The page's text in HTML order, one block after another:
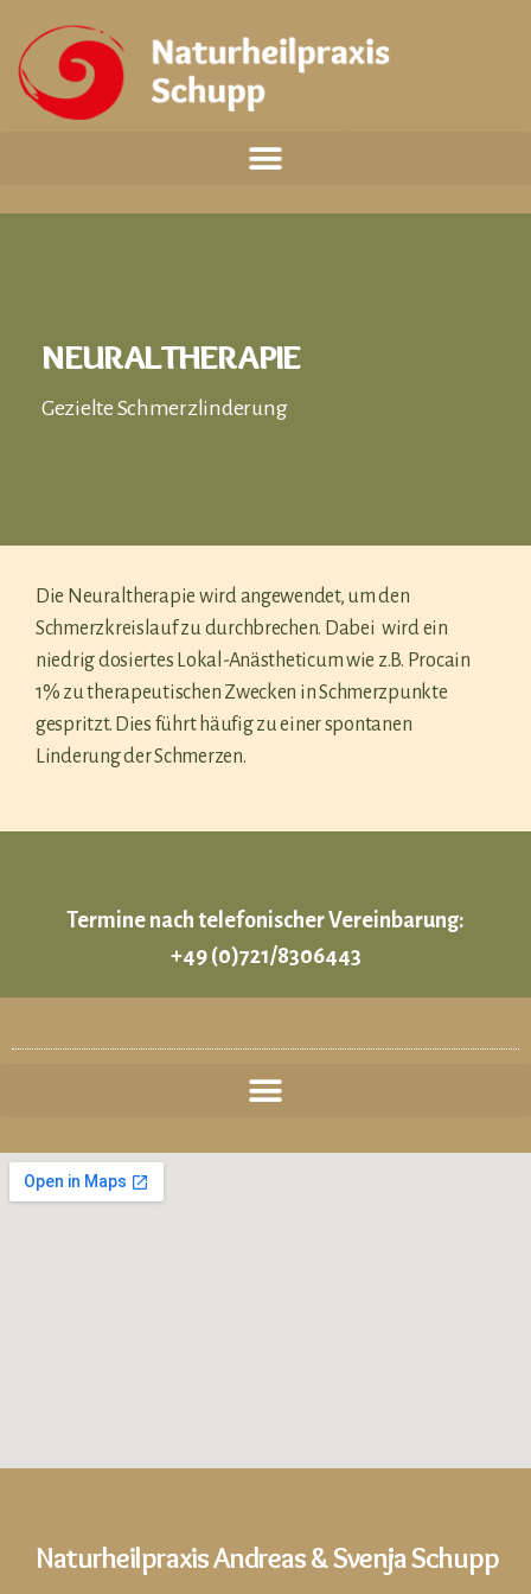
NEURALTHERAPIE
Gezielte Schmerzlinderung
Die Neuraltherapie wird angewendet, um den
Schmerzkreislauf zu durchbrechen. Dabei wird ein
niedrig dosiertes Lokal-Anästheticum wie z.B. Procain
1% zu therapeutischen Zwecken in Schmerzpunkte
gespritzt. Dies führt häufig zu einer spontanen
Linderung der Schmerzen.
Termine nach telefonischer Vereinbarung:
+49 (0)721/8306443
Naturheilpraxis Andreas & Svenja Schupp